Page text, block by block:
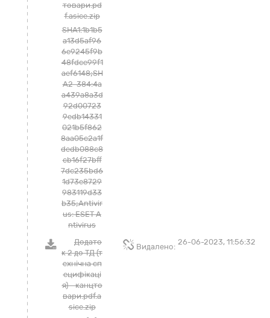
товари.pd
f.asice.zip
SHA1:1b1b5
a13d5af96
6e9245f9b
48fdce99f1
aef6148;SH
A2-384:4a
a439a8a3d
92d00723
9edb14331
021b5f862
8aa05c2a1f
dedb088c8
cb16f27bff
7dc235bd6
1d73e8729
983119d33
b35;Antivir
us: ESET A
ntivirus
Додато
к 2 до ТД (т
ехнічна сп
ецифікаці
я) - канцто
вари.pdf.a
sice.zip
Видалено:
26-06-2023, 11:56:32